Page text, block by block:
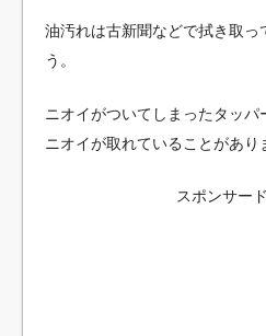
油汚れは古新聞などで拭き取っ
う。
ニオイがついてしまったタッパ
ニオイが取れていることがあり
スポンサー